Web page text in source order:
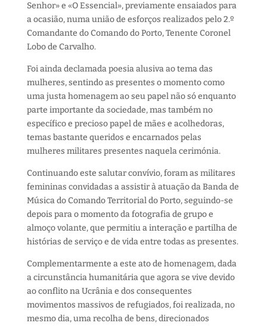
Senhor» e «O Essencial», previamente ensaiados para
a ocasião, numa união de esforços realizados pelo 2.º
Comandante do Comando do Porto, Tenente Coronel
Lobo de Carvalho.
Foi ainda declamada poesia alusiva ao tema das
mulheres, sentindo as presentes o momento como
uma justa homenagem ao seu papel não só enquanto
parte importante da sociedade, mas também no
específico e precioso papel de mães e acolhedoras,
temas bastante queridos e encarnados pelas
mulheres militares presentes naquela cerimónia.
Continuando este salutar convívio, foram as militares
femininas convidadas a assistir à atuação da Banda de
Música do Comando Territorial do Porto, seguindo-se
depois para o momento da fotografia de grupo e
almoço volante, que permitiu a interação e partilha de
histórias de serviço e de vida entre todas as presentes.
Complementarmente a este ato de homenagem, dada
a circunstância humanitária que agora se vive devido
ao conflito na Ucrânia e dos consequentes
movimentos massivos de refugiados, foi realizada, no
mesmo dia, uma recolha de bens, direcionados